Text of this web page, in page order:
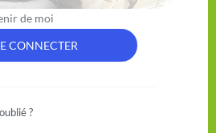
de moi
?